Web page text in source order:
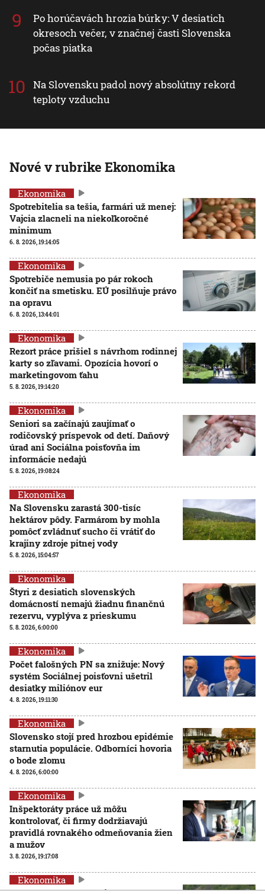
Po horúčavách hrozia búrky: V desiatich
okresoch večer, v značnej časti Slovenska
počas piatka
Na Slovensku padol nový absolútny rekord
teploty vzduchu
Nové v rubrike Ekonomika
Ekonomika
Spotrebitelia sa tešia, farmári už menej:
Vajcia zlacneli na niekoľkoročné
minimum
6. 8. 2026, 19:14:05
Ekonomika
Spotrebiče nemusia po pár rokoch
končiť na smetisku. EÚ posilňuje právo
na opravu
6. 8. 2026, 13:44:01
Ekonomika
Rezort práce prišiel s návrhom rodinnej
karty so zľavami. Opozícia hovorí o
marketingovom ťahu
5. 8. 2026, 19:14:20
Ekonomika
Seniori sa začínajú zaujímať o
rodičovský príspevok od detí. Daňový
úrad ani Sociálna poisťovňa im
informácie nedajú
5. 8. 2026, 19:08:24
Ekonomika
Na Slovensku zarastá 300-tisíc
hektárov pôdy. Farmárom by mohla
pomôcť zvládnuť sucho či vrátiť do
krajiny zdroje pitnej vody
5. 8. 2026, 15:04:57
Ekonomika
Štyri z desiatich slovenských
domácností nemajú žiadnu finančnú
rezervu, vyplýva z prieskumu
5. 8. 2026, 6:00:00
Ekonomika
Počet falošných PN sa znižuje: Nový
systém Sociálnej poisťovni ušetril
desiatky miliónov eur
4. 8. 2026, 19:11:30
Ekonomika
Slovensko stojí pred hrozbou epidémie
starnutia populácie. Odborníci hovoria
o bode zlomu
4. 8. 2026, 6:00:00
Ekonomika
Inšpektoráty práce už môžu
kontrolovať, či firmy dodržiavajú
pravidlá rovnakého odmeňovania žien
a mužov
3. 8. 2026, 19:17:08
Ekonomika